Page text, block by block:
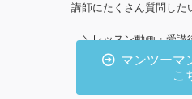
講師にたくさん質問した
＼レッスン動画・受講
マンツーマ
こ